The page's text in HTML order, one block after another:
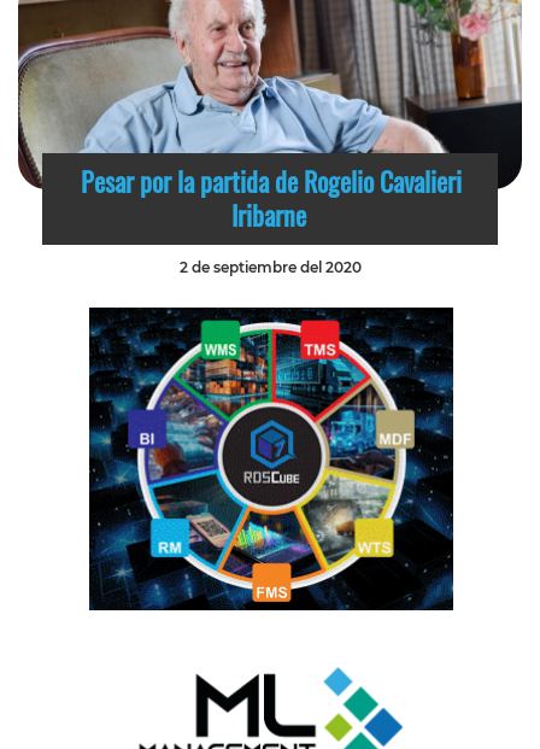
Pesar por la partida de Rogelio Cavalieri
Iribarne
2 de septiembre del 2020